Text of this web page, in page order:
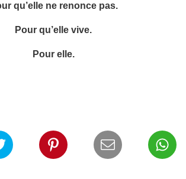
qu’elle ne renonce pas.
Pour qu’elle vive.
Pour elle.